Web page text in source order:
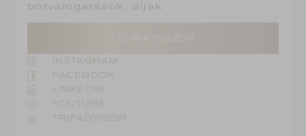
borválogatások, díjak
INSTAGRAM
FACEBOOK
LINKEDIN
YOUTUBE
TRIPADVISOR